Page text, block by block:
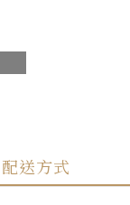
配送方式